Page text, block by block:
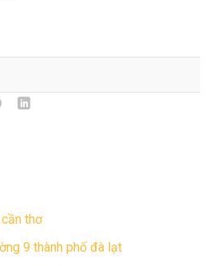
thơ
9 thành phố đà lạt